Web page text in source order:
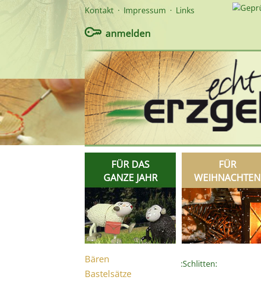
Kontakt · Impressum · Links
anmelden
FÜR DAS
GANZE JAHR
FÜR
WEIHNACHTEN
Bären
Bastelsätze
:Schlitten: